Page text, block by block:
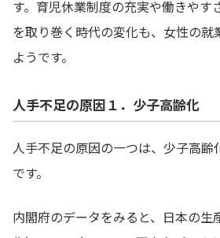
す。育児休業制度の充実や働きやす
を取り巻く時代の変化も、女性の就
ようです。
人手不足の原因１．少子高齢化
人手不足の原因の一つは、少子高齢
です。
内閣府のデータをみると、日本の生